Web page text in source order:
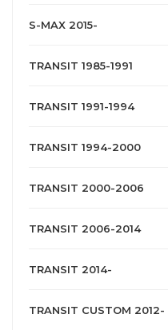
S-MAX 2015-
TRANSIT 1985-1991
TRANSIT 1991-1994
TRANSIT 1994-2000
TRANSIT 2000-2006
TRANSIT 2006-2014
TRANSIT 2014-
TRANSIT CUSTOM 2012-